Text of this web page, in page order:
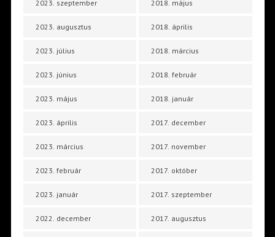
2023. szeptember
2023. augusztus
2023. július
2023. június
2023. május
2023. április
2023. március
2023. február
2023. január
2022. december
2018. május
2018. április
2018. március
2018. február
2018. január
2017. december
2017. november
2017. október
2017. szeptember
2017. augusztus